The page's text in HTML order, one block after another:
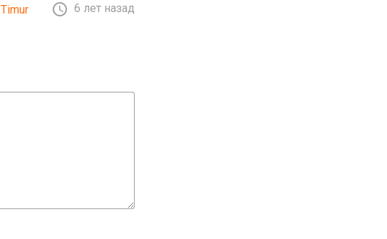
Timur  6 лет назад